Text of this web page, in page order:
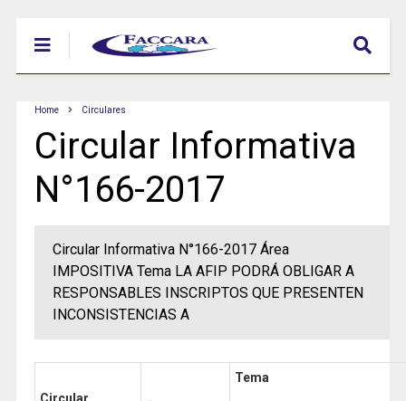
Home Circulares
Circular Informativa
N°166-2017
Circular Informativa N°166-2017 Área
IMPOSITIVA Tema LA AFIP PODRÁ OBLIGAR A
RESPONSABLES INSCRIPTOS QUE PRESENTEN
INCONSISTENCIAS A
Tema